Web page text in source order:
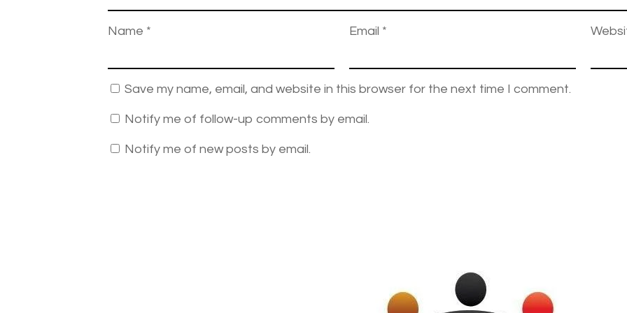
Name * Email *
Save my name, email, and website in this browser for the next time I comment.
Notify me of follow-up comments by email.
Notify me of new posts by email.